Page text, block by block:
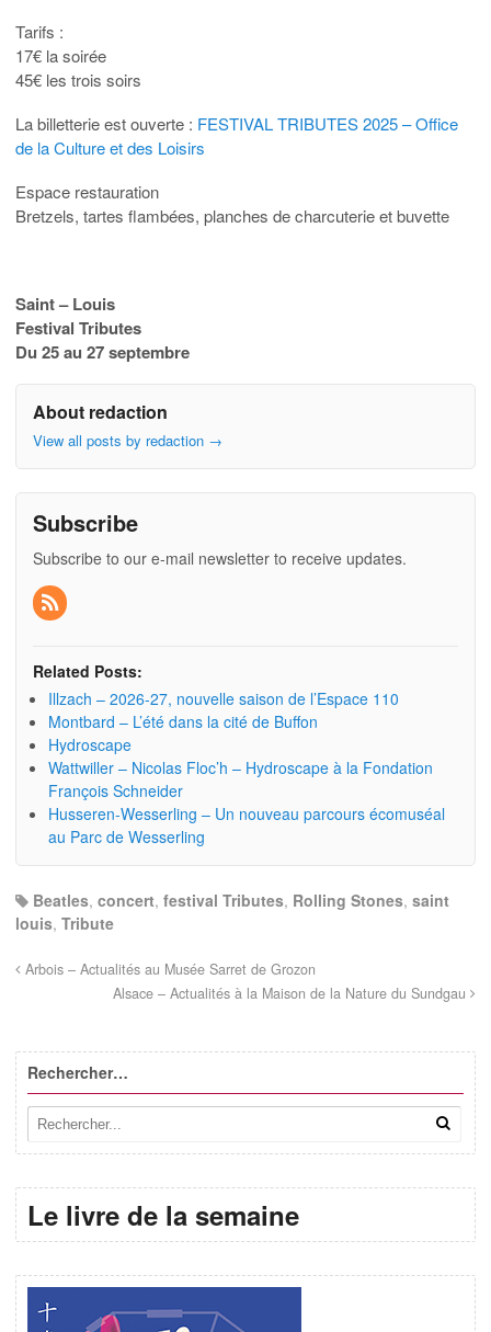
Tarifs :
17€ la soirée
45€ les trois soirs
La billetterie est ouverte : FESTIVAL TRIBUTES 2025 – Office
de la Culture et des Loisirs
Espace restauration
Bretzels, tartes flambées, planches de charcuterie et buvette
Saint – Louis
Festival Tributes
Du 25 au 27 septembre
About redaction
View all posts by redaction →
Subscribe
Subscribe to our e-mail newsletter to receive updates.
Related Posts:
Illzach – 2026-27, nouvelle saison de l’Espace 110
Montbard – L’été dans la cité de Buffon
Hydroscape
Wattwiller – Nicolas Floc’h – Hydroscape à la Fondation
François Schneider
Husseren-Wesserling – Un nouveau parcours écomuséal
au Parc de Wesserling
Beatles, concert, festival Tributes, Rolling Stones, saint
louis, Tribute
Arbois – Actualités au Musée Sarret de Grozon
Alsace – Actualités à la Maison de la Nature du Sundgau
Rechercher…
Le livre de la semaine